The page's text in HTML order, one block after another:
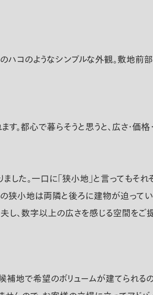
ハコのようなシンプルな外観。敷地前
。都心で暮らそうと思うと、広さ・
た。一口に「狭小地」と言ってもそ
狭小地は両隣と後ろに建物が迫って
し、数字以上の広さを感じる空間をご提
地で希望のボリュームが建てられる